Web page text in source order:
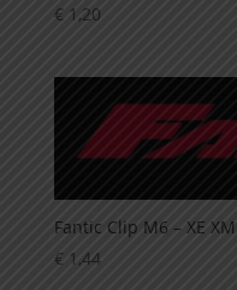
€ 1,20
Fantic Clip M6 – XE
€1,44